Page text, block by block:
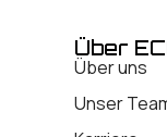
Über
Über uns
Unser